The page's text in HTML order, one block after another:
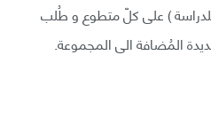
) على كلّ متطوع و طُلب
المُضافة الى المجموعة.